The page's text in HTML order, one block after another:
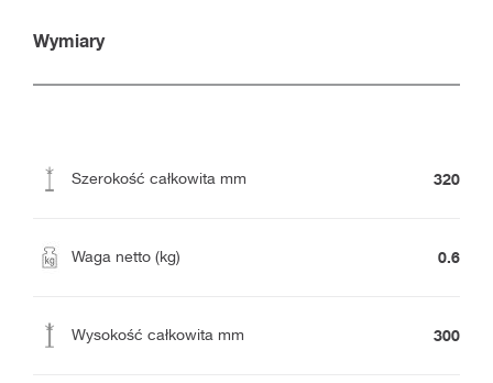
Wymiary
Szerokość całkowita mm 320
Waga netto (kg) 0.6
Wysokość całkowita mm 300